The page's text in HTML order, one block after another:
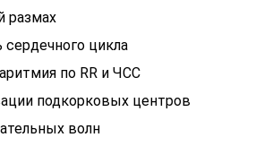
размах
цикла
по RR и ЧСС
подкорковых центров
волн